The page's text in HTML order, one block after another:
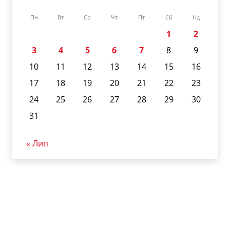
Пн Вт Ср Чт Пт Сб Нд
1
2
3
4 5 6 7 8
9
10
11 12 13 14 15
16
17
18 19 20 21 22
23
24
25 26 27 28 29
30
31
« Лип